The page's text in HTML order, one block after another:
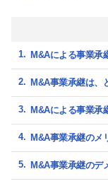
M&Aによる事業承
M&A事業承継は、
M&Aによる事業承
M&A事業承継のメ
M&A事業承継のデ